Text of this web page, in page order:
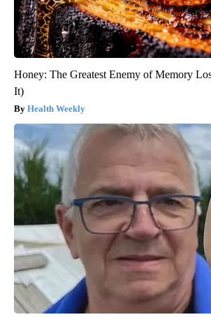
Honey: The Greatest Enemy of Memory
It)
Health Weekly